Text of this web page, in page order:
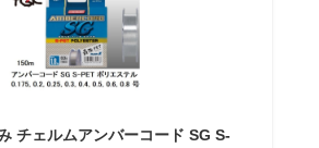
チェルムアンバーコード SG S-